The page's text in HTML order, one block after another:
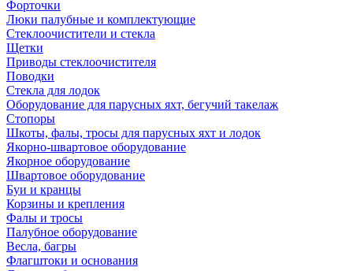
Форточки
Люки палубные и комплектующие
Стеклоочистители и стекла
Щетки
Приводы стеклоочистителя
Поводки
Стекла для лодок
Оборудование для парусных яхт, бегучий такелаж
Стопоры
Шкоты, фалы, тросы для парусных яхт и лодок
Якорно-швартовое оборудование
Якорное оборудование
Швартовое оборудование
Буи и кранцы
Корзины и крепления
Фалы и тросы
Палубное оборудование
Весла, багры
Флагштоки и основания